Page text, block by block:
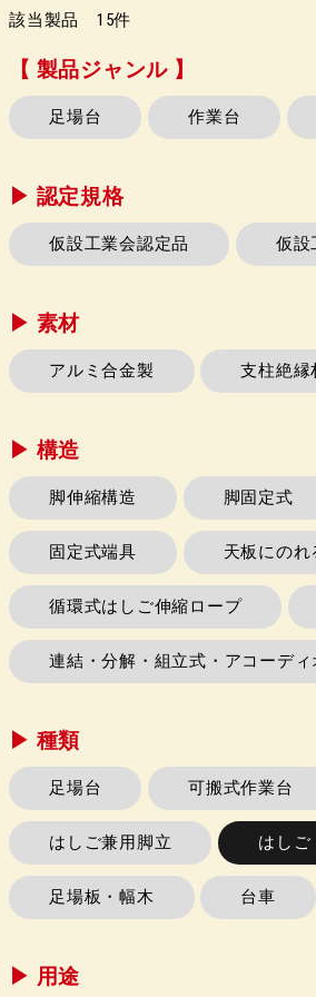
該当製品 15件
【 製品ジャンル 】
足場台 作業台
▶︎ 認定規格
仮設工業会認定品 仮設
▶︎ 素材
アルミ合金製 支柱絶縁
▶︎ 構造
脚伸縮構造 脚固定式
固定式端具 天板にのれ
循環式はしご伸縮ロープ
連結・分解・組立式・アコーデ
▶︎ 種類
足場台 可搬式作業台
はしご兼用脚立 はしご
足場板・幅木 台車
▶︎ 用途